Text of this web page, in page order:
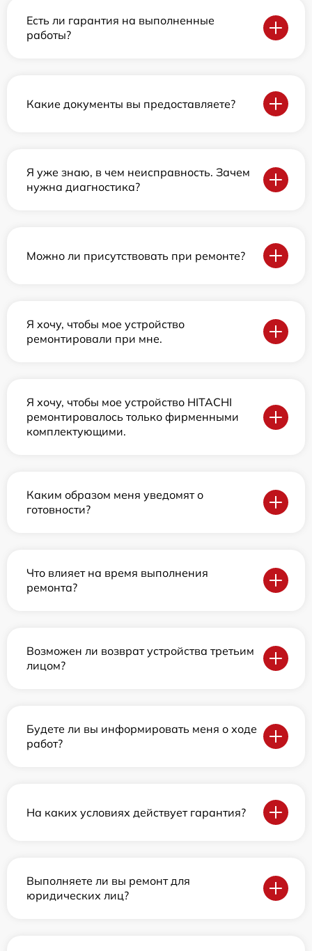
Есть ли гарантия на выполненные
работы?
Какие документы вы предоставляете?
Я уже знаю, в чем неисправность. Зачем
нужна диагностика?
Можно ли присутствовать при ремонте?
Я хочу, чтобы мое устройство
ремонтировали при мне.
Я хочу, чтобы мое устройство HITACHI
ремонтировалось только фирменными
комплектующими.
Каким образом меня уведомят о
готовности?
Что влияет на время выполнения
ремонта?
Возможен ли возврат устройства третьим
лицом?
Будете ли вы информировать меня о ходе
работ?
На каких условиях действует гарантия?
Выполняете ли вы ремонт для
юридических лиц?